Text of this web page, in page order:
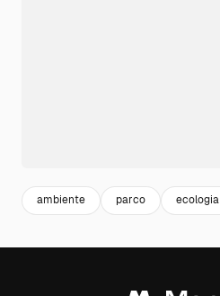
ambiente parco ecologia